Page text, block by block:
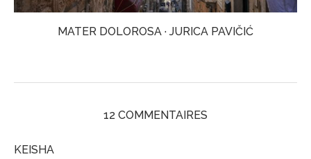
MATER DOLOROSA · JURICA PAVIČIĆ
12 COMMENTAIRES
KEISHA